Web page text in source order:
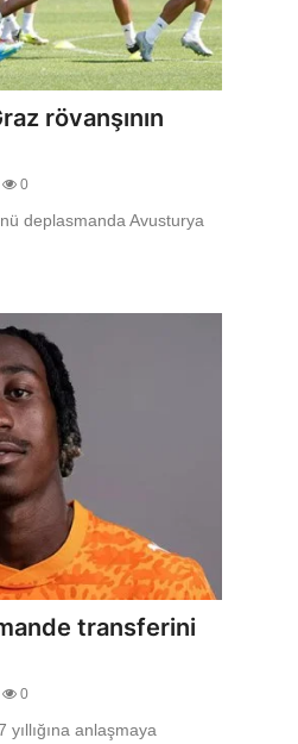
rövanşının
0
deplasmanda Avusturya
transferini
0
anlaşmaya